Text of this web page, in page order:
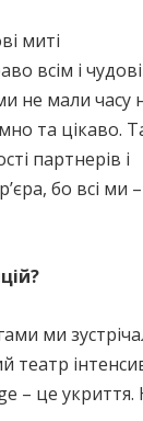
миті
всім і
не мали часу
та цікаво.
партнерів і
бо всі ми –
ми
театр
– це